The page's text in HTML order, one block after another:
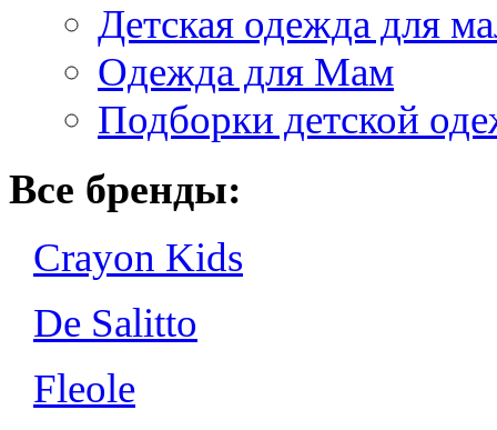
Детская одежда для
Одежда для Мам
Подборки детской
Все бренды:
Crayon Kids
De Salitto
Fleole